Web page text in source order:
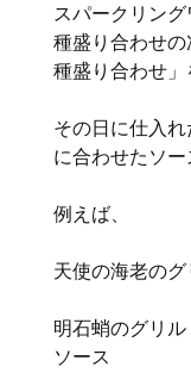
スパークリン
種盛り合わせ
種盛り合わせ」
その日に仕入
に合わせたソー
例えば、
天使の海老の
明石蛸のグリ
ソース